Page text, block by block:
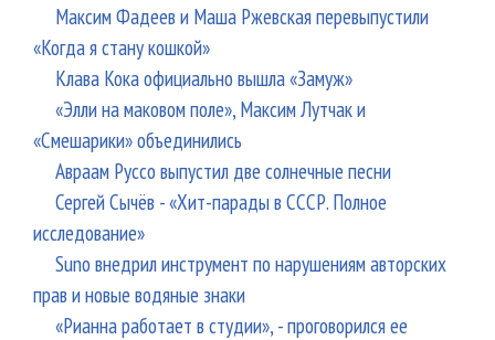
Максим Фадеев и Маша Ржевская перевыпустили
«Когда я стану кошкой»
Клава Кока официально вышла «Замуж»
«Элли на маковом поле», Максим Лутчак и
«Смешарики» объединились
Авраам Руссо выпустил две солнечные песни
Сергей Сычёв - «Хит-парады в СССР. Полное
исследование»
Suno внедрил инструмент по нарушениям авторских
прав и новые водяные знаки
«Рианна работает в студии», - проговорился ее